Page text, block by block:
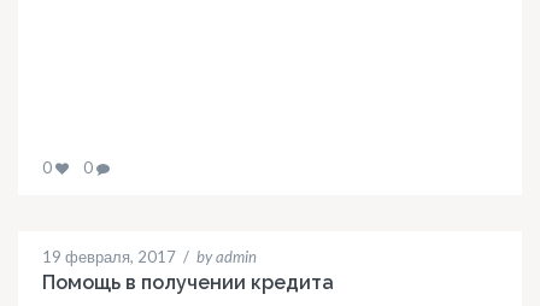
0 0
19 февраля, 2017 / by admin
Помощь в получении кредита